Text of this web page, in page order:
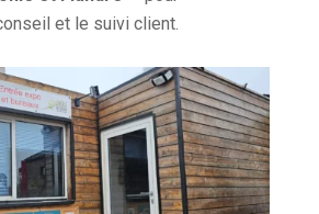
et le suivi client.